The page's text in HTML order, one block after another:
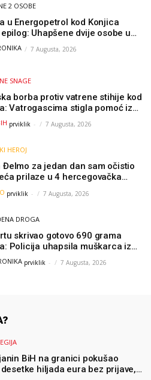
2 OSOBE
u Energopetrol kod Konjica
Uhapšene dvije osobe u
i Jablanici
7 Augusta, 2026
SNAGE
borba protiv vatrene stihije kod
Vatrogascima stigla pomoć iz
helikopteri i Air Tractori
snage
prviklik - 7 Augusta, 2026
HEROJ
Đelmo za jedan dan sam očistio
prilaze u 4 hercegovačka
nisam čistio samo smeće,
sliku o nama”
prviklik - 7 Augusta, 2026
DROGA
skrivao gotovo 690 grama
Policija uhapsila muškarca iz
prviklik - 7 Augusta, 2026
BiH na granici pokušao
hiljada eura bez prijave,